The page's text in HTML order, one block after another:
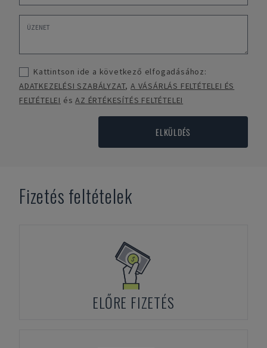
Kattintson ide a következő elfogadásához:
ADATKEZELÉSI SZABÁLYZAT,A VÁSÁRLÁS FELTÉTELEI ÉS
FELTÉTELEI ésAZ ÉRTÉKESÍTÉS FELTÉTELEI
ELKÜLDÉS
Fizetés feltételek
ELŐRE FIZETÉS